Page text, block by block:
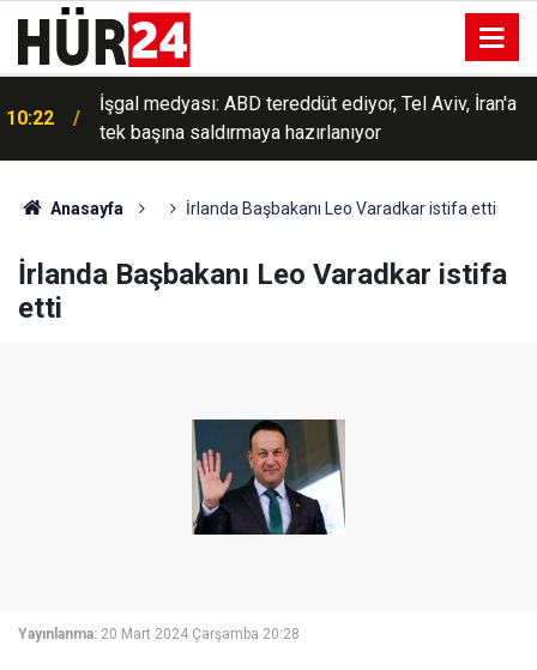
10:22
İşgal medyası: ABD tereddüt ediyor, Tel Aviv, İran'a
tek başına saldırmaya hazırlanıyor
Anasayfa İrlanda Başbakanı Leo Varadkar istifa etti
İrlanda Başbakanı Leo Varadkar istifa
etti
Yayınlanma: 20 Mart 2024 Çarşamba 20:28